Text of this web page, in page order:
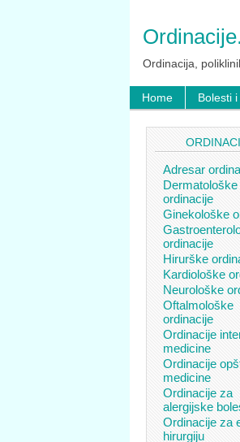
Ordinacija,
Home Bolesti
Adresar
Dermatološke
ordinacije
Ginekološke
ordinacije
Hirurške
Kardiološke
Neurološke
Oftalmološke
ordinacije
Ordinacije
medicine
Ordinacije
medicine
Ordinacije za
alergijske
Ordinacije za
hirurgiju